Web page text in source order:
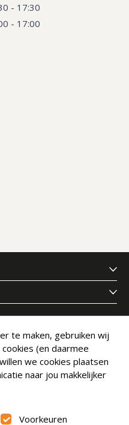
- 17:30
- 17:00
Abonneer
te maken, gebruiken wij
(en daarmee
we cookies plaatsen
naar jou makkelijker
Voorkeuren